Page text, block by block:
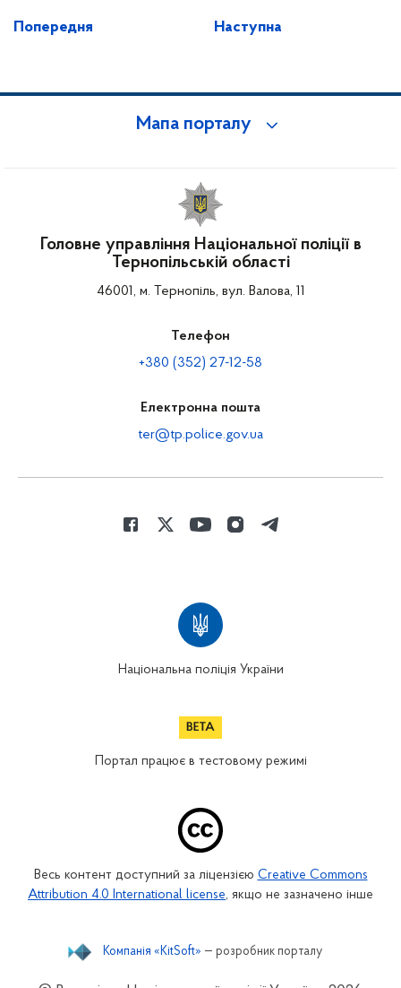
Попередня Наступна
Мапа порталу
Головне управління Національної поліції в
Тернопільській області
46001, м. Тернопіль, вул. Валова, 11
Телефон
+380 (352) 27-12-58
Електронна пошта
ter@tp.police.gov.ua
Національна поліція України
Портал працює в тестовому режимі
Весь контент доступний за ліцензією Creative Commons
Attribution 4.0 International license, якщо не зазначено інше
Компанія «KitSoft» — розробник порталу